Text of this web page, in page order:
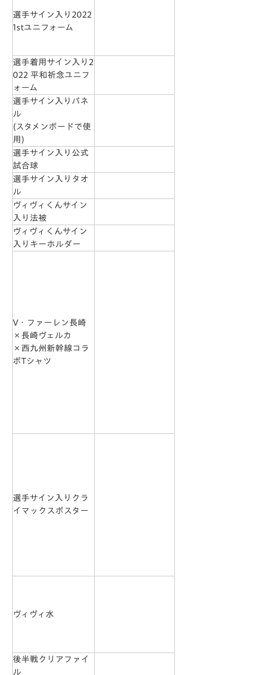
選手サイン入り2022
1stユニフォーム
選手着用サイン入り2
022 平和祈念ユニフ
ォーム
選手サイン入りパネ
ル
(スタメンボードで使
用)
選手サイン入り公式
試合球
選手サイン入りタオ
ル
ヴィヴィくんサイン
入り法被
ヴィヴィくんサイン
入りキーホルダー
V・ファーレン長崎
×長崎ヴェルカ
×西九州新幹線コラ
ボTシャツ
選手サイン入りクラ
イマックスポスター
ヴィヴィ水
後半戦クリアファイ
ル